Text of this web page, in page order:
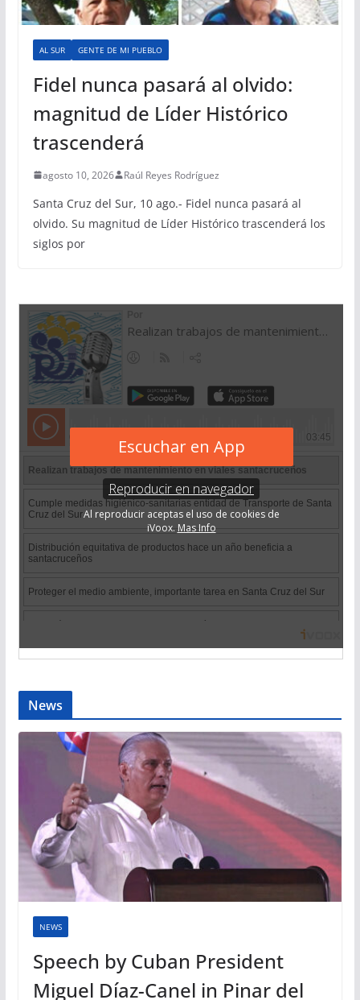
AL SUR GENTE DE MI PUEBLO
Fidel nunca pasará al olvido:
magnitud de Líder Histórico
trascenderá
agosto 10, 2026 Raúl Reyes Rodríguez
Santa Cruz del Sur, 10 ago.- Fidel nunca pasará al
olvido. Su magnitud de Líder Histórico trascenderá los
siglos por
News
NEWS
Speech by Cuban President
Miguel Díaz-Canel in Pinar del